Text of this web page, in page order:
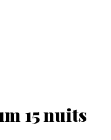
15 nuits